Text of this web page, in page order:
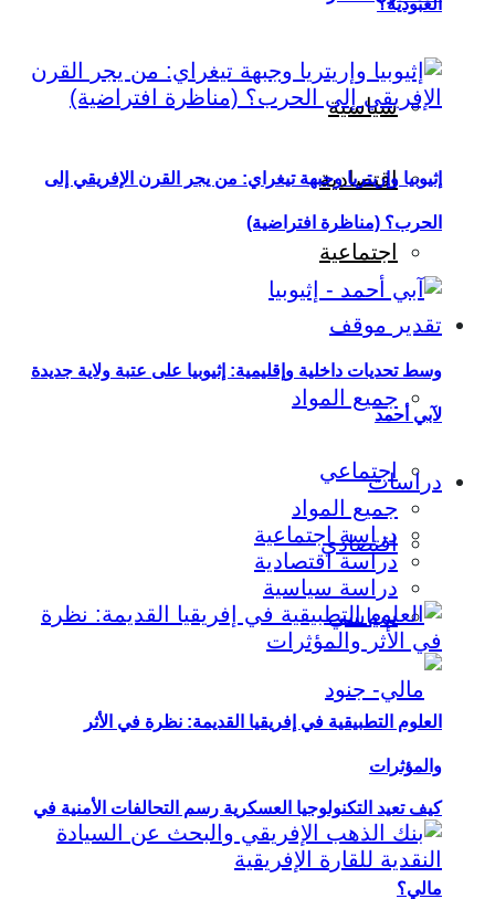
سياسية
اقتصادية
اجتماعية
تقدير موقف
جميع المواد
اجتماعي
اقتصادي
سياسي
كيف تعيد التكنولوجيا العسكرية رسم التحالفات الأمنية في
مالي؟
العبودية؟
إثيوبيا وإريتريا وجبهة تيغراي: من يجر القرن الإفريقي إلى
الحرب؟ (مناظرة افتراضية)
وسط تحديات داخلية وإقليمية: إثيوبيا على عتبة ولاية جديدة
لآبي أحمد
دراسات
جميع المواد
دراسة اجتماعية
دراسة اقتصادية
دراسة سياسية
العلوم التطبيقية في إفريقيا القديمة: نظرة في الأثر
والمؤثرات